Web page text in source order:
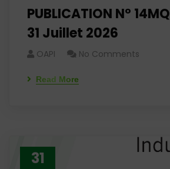
PUBLICATION N°
31 Juillet 2026
OAPI No Comments
Read More
31